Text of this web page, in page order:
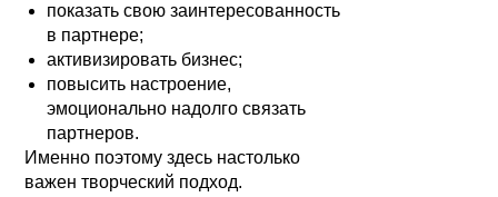
показать свою заинтересованность
в партнере;
активизировать бизнес;
повысить настроение,
эмоционально надолго связать
партнеров.
Именно поэтому здесь настолько
важен творческий подход.